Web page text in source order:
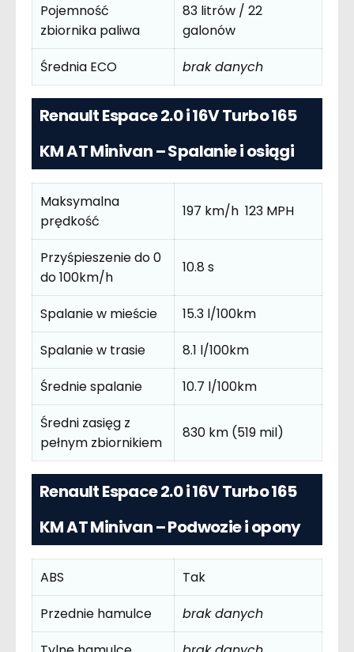
Pojemność
zbiornika paliwa
83 litrów / 22
galonów
Średnia ECO
brak danych
Renault Espace 2.0 i 16V Turbo 165
KM AT Minivan – Spalanie i osiągi
Maksymalna
prędkość
197 km/h 123 MPH
Przyśpieszenie do 0
do 100km/h
10.8 s
Spalanie w mieście
15.3 l/100km
Spalanie w trasie
8.1 l/100km
Średnie spalanie
10.7 l/100km
Średni zasięg z
pełnym zbiornikiem
830 km (519 mil)
Renault Espace 2.0 i 16V Turbo 165
KM AT Minivan – Podwozie i opony
ABS
Tak
Przednie hamulce
brak danych